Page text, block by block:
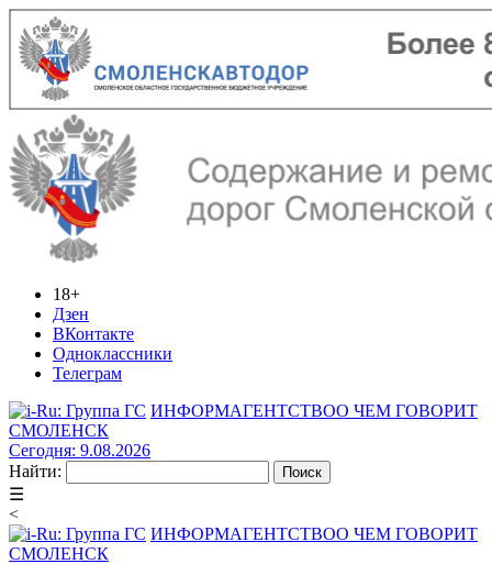
18+
Дзен
ВКонтакте
Одноклассники
Телеграм
ИНФОРМАГЕНТСТВОО ЧЕМ ГОВОРИТ
СМОЛЕНСК
Сегодня: 9.08.2026
Найти:
☰
<
ИНФОРМАГЕНТСТВОО ЧЕМ ГОВОРИТ
СМОЛЕНСК